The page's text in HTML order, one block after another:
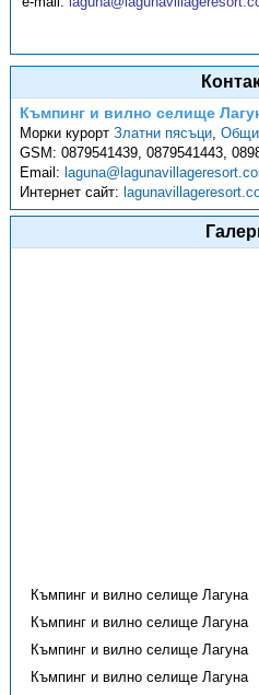
Къмпинг и вилно селище
Морки курортЗлатни пясъци,
GSM:0879541439, 0879541443,
Email:
Интернет сайт:
Къмпинг и вилно селище Лагуна
Къмпинг и вилно селище Лагуна
Къмпинг и вилно селище Лагуна
Къмпинг и вилно селище Лагуна